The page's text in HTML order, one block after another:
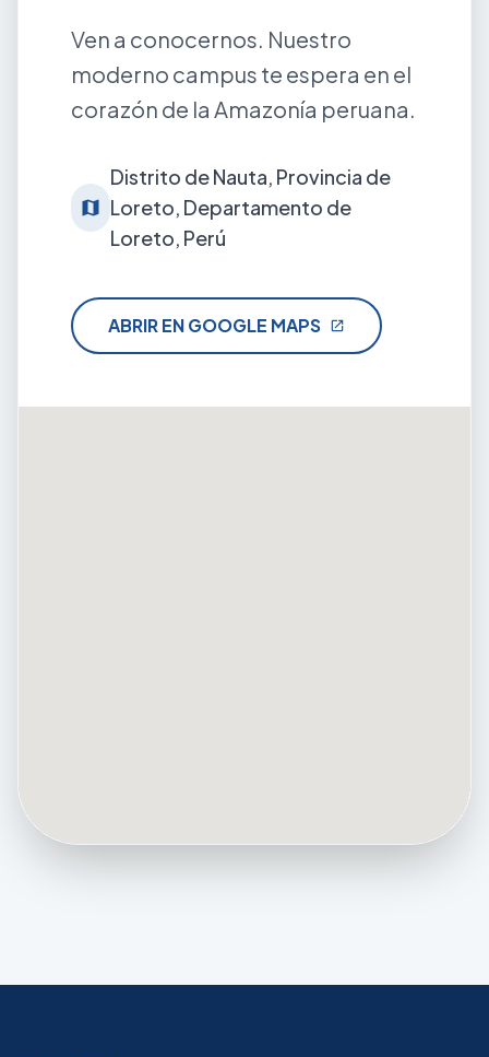
Ven a conocernos. Nuestro
moderno campus te espera en el
corazón de la Amazonía peruana.
map
Distrito de Nauta, Provincia de
Loreto, Departamento de
Loreto, Perú
ABRIR EN GOOGLE MAPS open_in_new